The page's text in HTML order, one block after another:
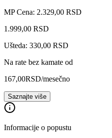
MP Cena: 2.329,00 RSD
1.999,00 RSD
Ušteda: 330,00 RSD
Na rate bez kamate od
167,00RSD/mesečno
Saznajte više
Informacije o popustu